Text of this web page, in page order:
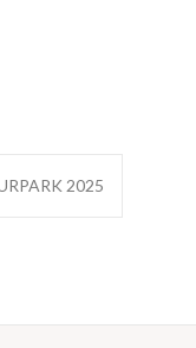
2025